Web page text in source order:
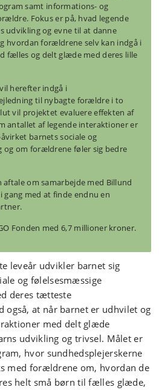
samt informations- og
Fokus er på, hvad legende
udvikling og evne til at danne
hvordan forældrene selv kan indgå i
fælles og delt glæde med deres lille
herefter indgå i
til nybagte forældre i to
vil projektet evaluere effekten af
antallet af legende interaktioner er
barnets sociale og
og om forældrene føler sig bedre
aftale om samarbejde med Billund
gang med at finde endnu en
Fonden med 6,7 millioner kroner.
leveår udvikler barnet sig
og følelsesmæssige
deres tætteste
også, at når barnet er udhvilet og
med delt glæde
udvikling og trivsel. Målet er
hvor sundhedsplejerskerne
med forældrene om, hvordan de
helt små børn til fælles glæde,